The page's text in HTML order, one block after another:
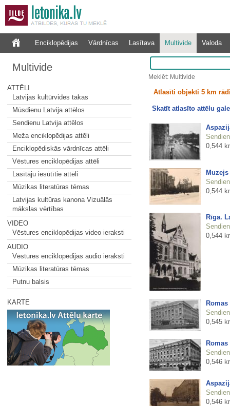
Enciklopēdijas Vārdnīcas Lasītava Multivide Valoda
Multivide
ATTĒLI
Latvijas kultūrvides takas
Mūsdienu Latvija attēlos
Sendienu Latvija attēlos
Meža enciklopēdijas attēli
Enciklopēdiskās vārdnīcas attēli
Vēstures enciklopēdijas attēli
Lasītāju iesūtītie attēli
Mūzikas literatūras tēmas
Latvijas kultūras kanona Vizuālās
mākslas vērtības
VIDEO
Vēstures enciklopēdijas video ieraksti
AUDIO
Vēstures enciklopēdijas audio ieraksti
Mūzikas literatūras tēmas
Putnu balsis
KARTE
Meklēt: Multivide
Atlasīti objekti 5 km
Skatīt atlasīto attēlu
0,544
0,544
Rīga.
0,544
Romas
0,545
Romas
0,546
0,546